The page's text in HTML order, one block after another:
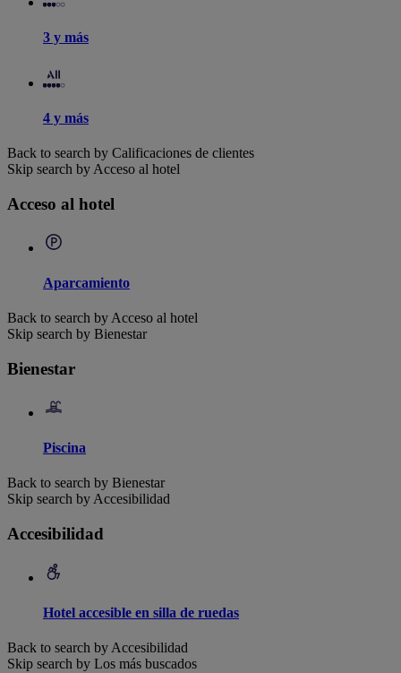
3 y más
4 y más
Back to search by Calificaciones de clientes
Skip search by Acceso al hotel
Acceso al hotel
Aparcamiento
Back to search by Acceso al hotel
Skip search by Bienestar
Bienestar
Piscina
Back to search by Bienestar
Skip search by Accesibilidad
Accesibilidad
Hotel accesible en silla de ruedas
Back to search by Accesibilidad
Skip search by Los más buscados